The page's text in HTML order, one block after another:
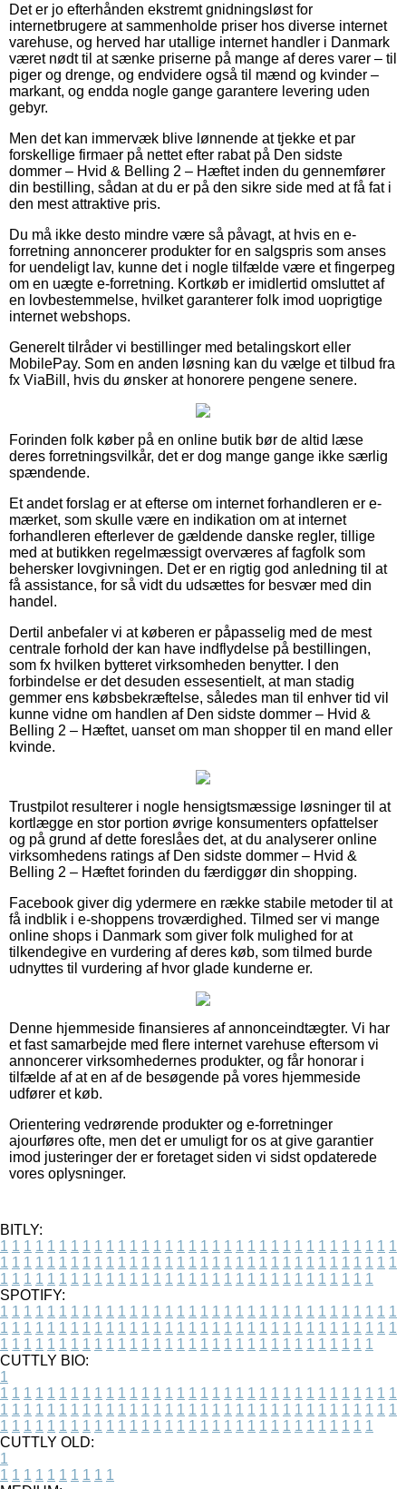
Det er jo efterhånden ekstremt gnidningsløst for
internetbrugere at sammenholde priser hos diverse internet
varehuse, og herved har utallige internet handler i Danmark
været nødt til at sænke priserne på mange af deres varer – til
piger og drenge, og endvidere også til mænd og kvinder –
markant, og endda nogle gange garantere levering uden
gebyr.
Men det kan immervæk blive lønnende at tjekke et par
forskellige firmaer på nettet efter rabat på Den sidste
dommer – Hvid & Belling 2 – Hæftet inden du gennemfører
din bestilling, sådan at du er på den sikre side med at få fat i
den mest attraktive pris.
Du må ikke desto mindre være så påvagt, at hvis en e-
forretning annoncerer produkter for en salgspris som anses
for uendeligt lav, kunne det i nogle tilfælde være et fingerpeg
om en uægte e-forretning. Kortkøb er imidlertid omsluttet af
en lovbestemmelse, hvilket garanterer folk imod uoprigtige
internet webshops.
Generelt tilråder vi bestillinger med betalingskort eller
MobilePay. Som en anden løsning kan du vælge et tilbud fra
fx ViaBill, hvis du ønsker at honorere pengene senere.
Forinden folk køber på en online butik bør de altid læse
deres forretningsvilkår, det er dog mange gange ikke særlig
spændende.
Et andet forslag er at efterse om internet forhandleren er e-
mærket, som skulle være en indikation om at internet
forhandleren efterlever de gældende danske regler, tillige
med at butikken regelmæssigt overværes af fagfolk som
behersker lovgivningen. Det er en rigtig god anledning til at
få assistance, for så vidt du udsættes for besvær med din
handel.
Dertil anbefaler vi at køberen er påpasselig med de mest
centrale forhold der kan have indflydelse på bestillingen,
som fx hvilken bytteret virksomheden benytter. I den
forbindelse er det desuden essesentielt, at man stadig
gemmer ens købsbekræftelse, således man til enhver tid vil
kunne vidne om handlen af Den sidste dommer – Hvid &
Belling 2 – Hæftet, uanset om man shopper til en mand eller
kvinde.
Trustpilot resulterer i nogle hensigtsmæssige løsninger til at
kortlægge en stor portion øvrige konsumenters opfattelser
og på grund af dette foreslåes det, at du analyserer online
virksomhedens ratings af Den sidste dommer – Hvid &
Belling 2 – Hæftet forinden du færdiggør din shopping.
Facebook giver dig ydermere en række stabile metoder til at
få indblik i e-shoppens troværdighed. Tilmed ser vi mange
online shops i Danmark som giver folk mulighed for at
tilkendegive en vurdering af deres køb, som tilmed burde
udnyttes til vurdering af hvor glade kunderne er.
Denne hjemmeside finansieres af annonceindtægter. Vi har
et fast samarbejde med flere internet varehuse eftersom vi
annoncerer virksomhedernes produkter, og får honorar i
tilfælde af at en af de besøgende på vores hjemmeside
udfører et køb.
Orientering vedrørende produkter og e-forretninger
ajourføres ofte, men det er umuligt for os at give garantier
imod justeringer der er foretaget siden vi sidst opdaterede
vores oplysninger.
BITLY:
1 1 1 1 1 1 1 1 1 1 1 1 1 1 1 1 1 1 1 1 1 1 1 1 1 1 1 1 1 1 1 1 1 1
1 1 1 1 1 1 1 1 1 1 1 1 1 1 1 1 1 1 1 1 1 1 1 1 1 1 1 1 1 1 1 1 1 1
1 1 1 1 1 1 1 1 1 1 1 1 1 1 1 1 1 1 1 1 1 1 1 1 1 1 1 1 1 1 1 1
SPOTIFY:
1 1 1 1 1 1 1 1 1 1 1 1 1 1 1 1 1 1 1 1 1 1 1 1 1 1 1 1 1 1 1 1 1 1
1 1 1 1 1 1 1 1 1 1 1 1 1 1 1 1 1 1 1 1 1 1 1 1 1 1 1 1 1 1 1 1 1 1
1 1 1 1 1 1 1 1 1 1 1 1 1 1 1 1 1 1 1 1 1 1 1 1 1 1 1 1 1 1 1 1
CUTTLY BIO:
1
1 1 1 1 1 1 1 1 1 1 1 1 1 1 1 1 1 1 1 1 1 1 1 1 1 1 1 1 1 1 1 1 1 1
1 1 1 1 1 1 1 1 1 1 1 1 1 1 1 1 1 1 1 1 1 1 1 1 1 1 1 1 1 1 1 1 1 1
1 1 1 1 1 1 1 1 1 1 1 1 1 1 1 1 1 1 1 1 1 1 1 1 1 1 1 1 1 1 1 1
CUTTLY OLD:
1
1 1 1 1 1 1 1 1 1 1